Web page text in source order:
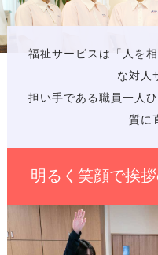
福祉サービスは「人を
な対人
担い手である職員一人
質に
明るく笑顔で挨